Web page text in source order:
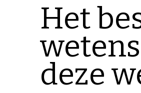
Het
deze